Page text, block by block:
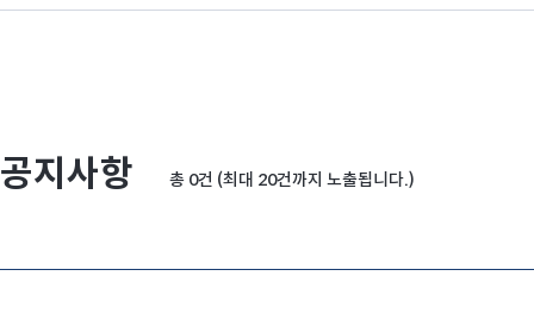
공지사항 총 0건 (최대 20건까지 노출됩니다.)